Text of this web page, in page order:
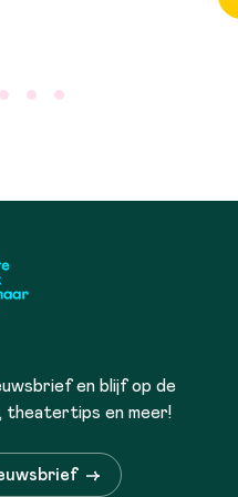
en blijf op de
theatertips en meer!